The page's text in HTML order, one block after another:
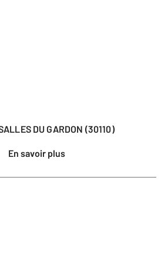
DU GARDON (30110)
En savoir plus